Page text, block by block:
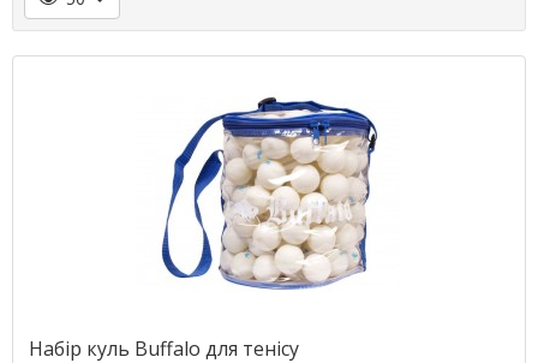
Набір куль Buffalo для тенісу